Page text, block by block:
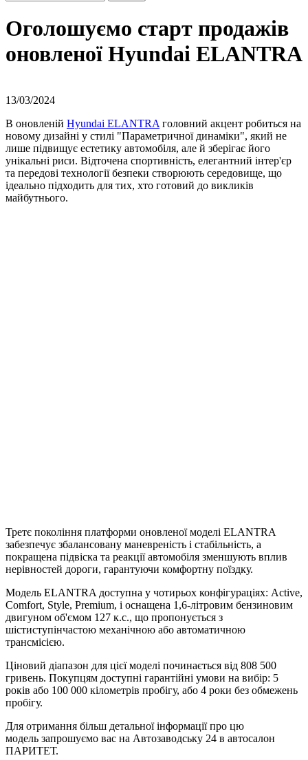
Оголошуємо старт продажів
оновленої Hyundai ELANTRA
13/03/2024
В оновленій Hyundai ELANTRA головний акцент робиться на
новому дизайні у стилі "Параметричної динаміки", який не
лише підвищує естетику автомобіля, але й зберігає його
унікальні риси. Відточена спортивність, елегантний інтер'єр
та передові технології безпеки створюють середовище, що
ідеально підходить для тих, хто готовий до викликів
майбутнього.
Третє покоління платформи оновленої моделі ELANTRA
забезпечує збалансовану маневреність і стабільність, а
покращена підвіска та реакції автомобіля зменшують вплив
нерівностей дороги, гарантуючи комфортну поїздку.
Модель ELANTRA доступна у чотирьох конфігураціях: Active,
Comfort, Style, Premium, і оснащена 1,6-літровим бензиновим
двигуном об'ємом 127 к.с., що пропонується з
шістиступінчастою механічною або автоматичною
трансмісією.
Ціновий діапазон для цієї моделі починається від 808 500
гривень. Покупцям доступні гарантійні умови на вибір: 5
років або 100 000 кілометрів пробігу, або 4 роки без обмежень
пробігу.
Для отримання більш детальної інформації про цю
модель запрошуємо вас на Автозаводську 24 в автосалон
ПАРИТЕТ.